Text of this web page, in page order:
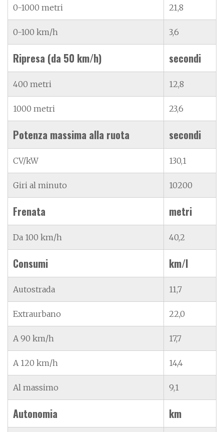
0-1000 metri 21,8
0-100 km/h 3,6
Ripresa (da 50 km/h) secondi
400 metri 12,8
1000 metri 23,6
Potenza massima alla ruota secondi
CV/kW 130,1
Giri al minuto 10200
Frenata metri
Da 100 km/h 40,2
Consumi km/l
Autostrada 11,7
Extraurbano 22,0
A 90 km/h 17,7
A 120 km/h 14,4
Al massimo 9,1
Autonomia km